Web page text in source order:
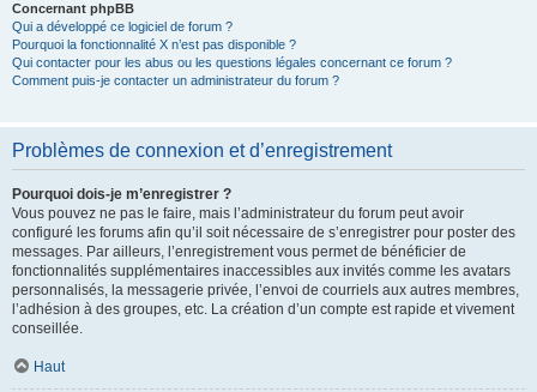
Concernant phpBB
Qui a développé ce logiciel de forum ?
Pourquoi la fonctionnalité X n’est pas disponible ?
Qui contacter pour les abus ou les questions légales concernant ce forum ?
Comment puis-je contacter un administrateur du forum ?
Problèmes de connexion et d’enregistrement
Pourquoi dois-je m’enregistrer ?
Vous pouvez ne pas le faire, mais l’administrateur du forum peut avoir
configuré les forums afin qu’il soit nécessaire de s’enregistrer pour poster des
messages. Par ailleurs, l’enregistrement vous permet de bénéficier de
fonctionnalités supplémentaires inaccessibles aux invités comme les avatars
personnalisés, la messagerie privée, l’envoi de courriels aux autres membres,
l’adhésion à des groupes, etc. La création d’un compte est rapide et vivement
conseillée.
Haut